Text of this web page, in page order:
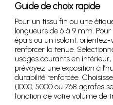
Guide de choix rapide
Pour un tissu fin ou une
longueurs de 6 à 9 mm.
épais ou un isolant, orientez-
renforcer la tenue.
usages courants en intérieur,
prévoyez une exposition à
durabilité renforcée.
(1000, 5000 ou 768 agrafes
fonction de votre volume de